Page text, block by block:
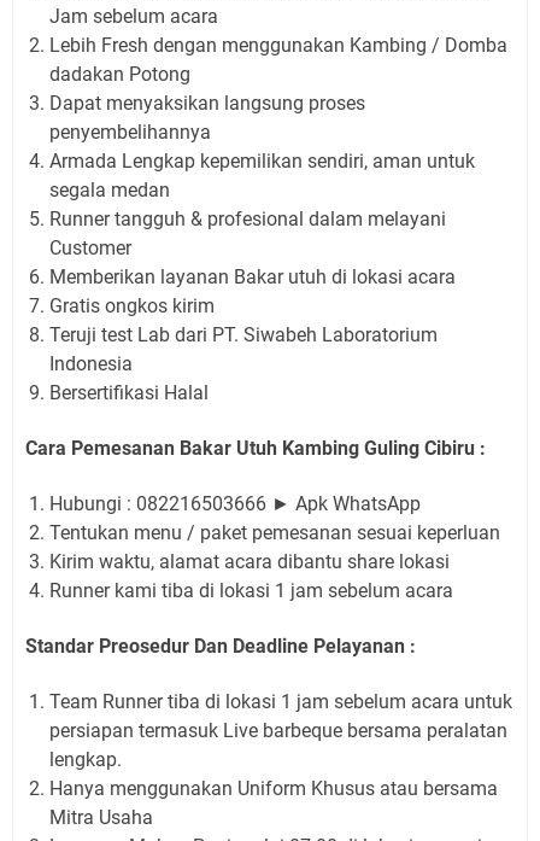
Jam sebelum acara
Lebih Fresh dengan menggunakan Kambing / Domba
dadakan Potong
Dapat menyaksikan langsung proses
penyembelihannya
Armada Lengkap kepemilikan sendiri, aman untuk
segala medan
Runner tangguh & profesional dalam melayani
Customer
Memberikan layanan Bakar utuh di lokasi acara
Gratis ongkos kirim
Teruji test Lab dari PT. Siwabeh Laboratorium
Indonesia
Bersertifikasi Halal
Cara Pemesanan Bakar Utuh Kambing Guling Cibiru :
Hubungi : 082216503666 ► Apk WhatsApp
Tentukan menu / paket pemesanan sesuai keperluan
Kirim waktu, alamat acara dibantu share lokasi
Runner kami tiba di lokasi 1 jam sebelum acara
Standar Preosedur Dan Deadline Pelayanan :
Team Runner tiba di lokasi 1 jam sebelum acara untuk
persiapan termasuk Live barbeque bersama peralatan
lengkap.
Hanya menggunakan Uniform Khusus atau bersama
Mitra Usaha